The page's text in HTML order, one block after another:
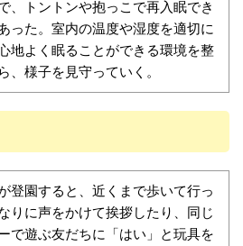
、トントンや抱っこで再入眠でき
った。室内の温度や湿度を適切に
地よく眠ることができる環境を整
、様子を見守っていく。
登園すると、近くまで歩いて行っ
りに声をかけて挨拶したり、同じ
で遊ぶ友だちに「はい」と玩具を